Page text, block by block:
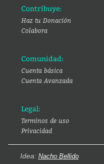
Contribuye:
Haz tu Donación
Colabora
Comunidad:
Cuenta básica
Cuenta Avanzada
Legal:
Terminos de uso
Privacidad
Idea: Nacho Bellido